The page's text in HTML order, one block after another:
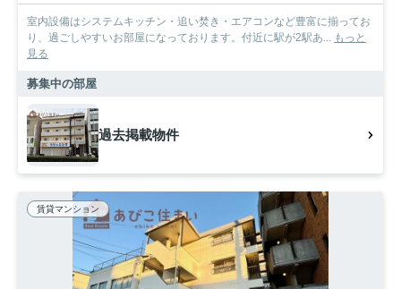
室内設備はシステムキッチン・追い焚き・エアコンなど豊富に揃ってお
り、過ごしやすいお部屋になっております。付近に駅が2駅あ... もっと
見る
募集中の部屋
過去掲載物件
賃貸マンション